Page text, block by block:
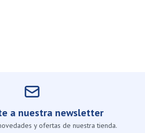
a nuestra newsletter
y ofertas de nuestra tienda.